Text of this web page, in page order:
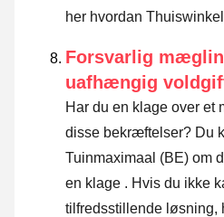
her hvordan
Forsvarlig
uafhængig
Har du en klage over et
disse bekræftelser? Du
Tuinmaximaal (BE) om
en klage . Hvis du ikke
tilfredsstillende